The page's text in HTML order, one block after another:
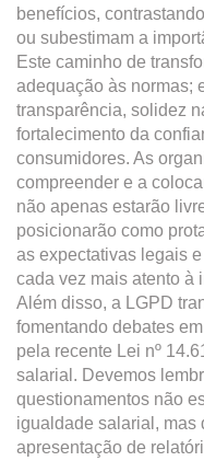
benefícios,
ou subestimam a
Este caminho de
adequação às normas;
transparência, solidez
fortalecimento da
consumidores. As
compreender e a
não apenas estarão
posicionarão como
as expectativas legais
cada vez mais atento à
Além disso, a LGPD
fomentando debates
pela recente Lei nº
salarial. Devemos
questionamentos não
igualdade salarial, mas
apresentação de